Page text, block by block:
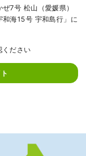
7号 松山（愛媛県）
海15号 宇和島行」に
ください